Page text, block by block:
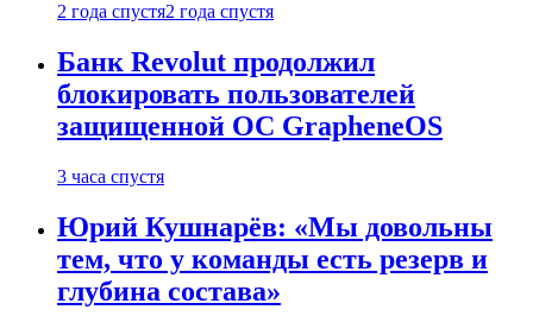
2 года спустя2 года спустя
Банк Revolut продолжил
блокировать пользователей
защищенной ОС GrapheneOS
3 часа спустя
Юрий Кушнарёв: «Мы довольны
тем, что у команды есть резерв и
глубина состава»